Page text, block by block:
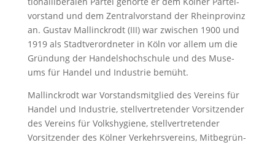
vor­stand und dem Zen­tral­vor­stand der Rhein­pro­vinz
an. Gus­tav Mallinck­rodt (III) war zwi­schen 1900 und
1919 als Stadt­ver­ord­ne­ter in Köln vor al­lem um die
Grün­dung der Han­dels­hoch­schu­le und des Mu­se­
ums für Han­del und In­dus­trie bemüht.
Mal­linck­rodt war Vor­stands­mit­glied des Ver­eins für
Han­del und In­dus­trie, stellvertretender Vor­sit­zen­der
des Ver­eins für Volks­hy­gie­ne, stell­ver­tre­ten­der
Vorsitzender des Köl­ner Ver­kehrs­ver­eins, Mit­be­grün­